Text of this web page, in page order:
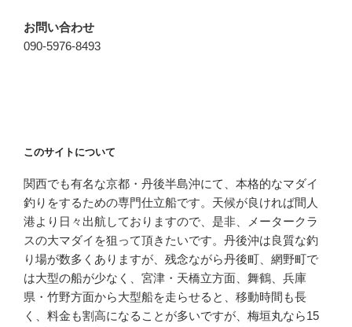
お問い合わせ
090-5976-8493
このサイトについて
関西でも有名な京都・丹後半島沖にて、本格的なマダイ
釣りをするための専門仕立船です。天候が良ければ間人
港より日々出航しておりますので、是非、メータークラ
スの大マダイを狙って頂きたいです。丹後沖は良質な釣
り場が数多くありますが、残念ながら丹後町、網野町で
は大型の船が少なく、宮津・天橋立方面、舞鶴、兵庫
県・竹野方面から大型船を走らせると、移動時間も長
く、料金も割高になることが多いですが、梅垣丸なら15